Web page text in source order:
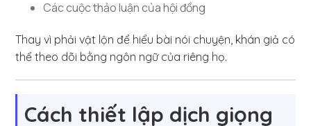
Các cuộc thảo luận của hội đồng
Thay vì phải vật lộn để hiểu bài nói chuyện, khán giả có
thể theo dõi bằng ngôn ngữ của riêng họ.
Cách thiết lập dịch giọng